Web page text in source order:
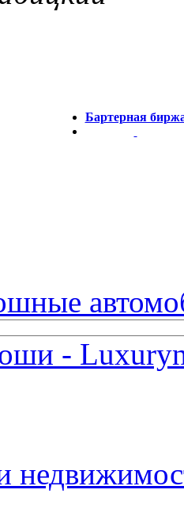
Бартерная
-